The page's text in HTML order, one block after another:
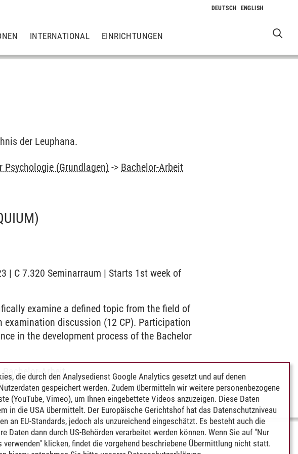
INTERNATIONAL EINRICHTUNGEN
der Leuphana.
Psychologie (Grundlagen) -> Bachelor-Arbeit
| C 7.320 Seminarraum | Starts 1st week of
examine a defined topic from the field of
discussion (12 CP). Participation
in the development process of the Bachelor
Bachelor-Arbeit
die durch den Analysedienst Google Analytics gesetzt und auf denen
gespeichert werden. Zudem übermitteln wir weitere personenbezogene
(YouTube, Vimeo), um Ihnen eingebettete Videos anzuzeigen. Diese Daten
in die USA übermittelt. Der Europäische Gerichtshof hat das Datenschutzniveau
an EU-Standards, jedoch als unzureichend eingeschätzt. Es besteht auch die
Daten dann durch US-Behörden verarbeitet werden können. Wenn Sie auf "Nur
verwenden" klicken, findet die vorgehend beschriebene Übermittlung nicht statt.